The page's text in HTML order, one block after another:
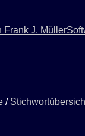
Frank J. Müller
/